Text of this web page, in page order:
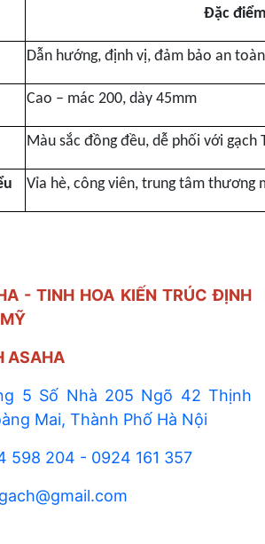
Đặc
Dẫn hướng, định vị, đảm bảo an
Cao – mác 200, dày 45mm
Màu sắc đồng đều, dễ phối với gạch
Vỉa hè, công viên, trung tâm thương
- TINH HOA KIẾN TRÚC ĐỊNH
ASAHA
5 Số Nhà 205 Ngõ 42 Thịnh
Mai, Thành Phố Hà Nội
204 - 0924 161 357